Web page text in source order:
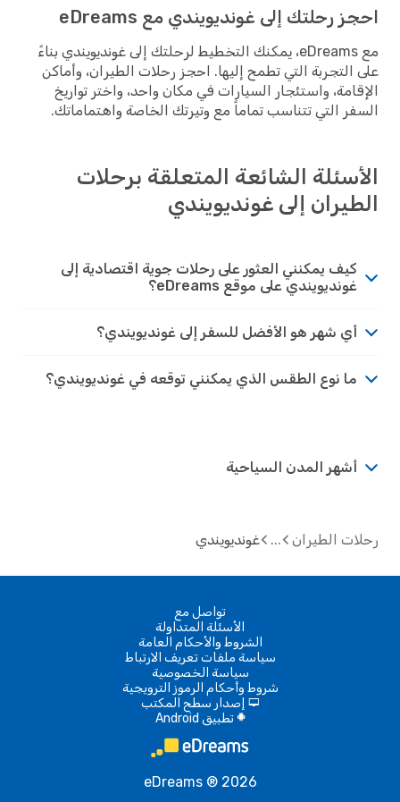
احجز رحلتك إلى غونديويندي مع eDreams
مع eDreams، يمكنك التخطيط لرحلتك إلى غونديويندي بناءً
على التجربة التي تطمح إليها. احجز رحلات الطيران، وأماكن
الإقامة، واستئجار السيارات في مكان واحد، واختر تواريخ
السفر التي تتناسب تماماً مع وتيرتك الخاصة واهتماماتك.
الأسئلة الشائعة المتعلقة برحلات
الطيران إلى غونديويندي
كيف يمكنني العثور على رحلات جوية اقتصادية إلى
غونديويندي على موقع eDreams؟
أي شهر هو الأفضل للسفر إلى غونديويندي؟
ما نوع الطقس الذي يمكنني توقعه في غونديويندي؟
أشهر المدن السياحية
رحلات الطيران غونديويندي
تواصل مع
الأسئلة المتداولة
الشروط والأحكام العامة
سياسة ملفات تعريف الارتباط
سياسة الخصوصية
شروط وأحكام الرموز الترويجية
d إصدار سطح المكتب
A تطبيق Android
eDreams ® 2026